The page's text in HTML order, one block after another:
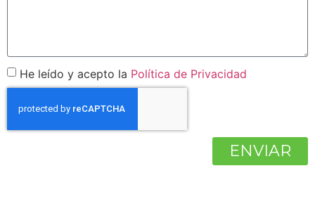
He leído y acepto la Política de Privacidad
ENVIAR